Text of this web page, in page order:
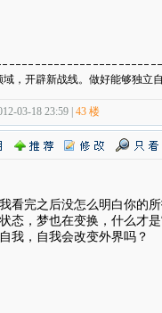
域，开辟新战线。做好能够独立
03-18 23:59 | 43 楼
看完之后没怎么明白你的
态，梦也在变换，什么才
我，自我会改变外界吗？